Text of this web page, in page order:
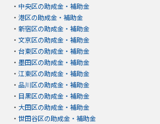
・ 中央区の助成金・補助金
・ 港区の助成金・補助金
・ 新宿区の助成金・補助金
・ 文京区の助成金・補助金
・ 台東区の助成金・補助金
・ 墨田区の助成金・補助金
・ 江東区の助成金・補助金
・ 品川区の助成金・補助金
・ 目黒区の助成金・補助金
・ 大田区の助成金・補助金
・ 世田谷区の助成金・補助金